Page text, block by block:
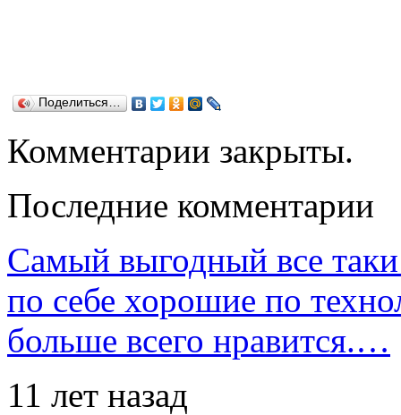
Поделиться…
Комментарии закрыты.
Последние комментарии
Самый выгодный все таки
по себе хорошие по
больше всего нравится.…
11 лет назад